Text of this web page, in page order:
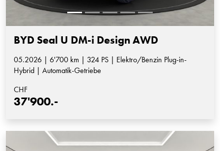
BYD Seal U DM-i Design AWD
05.2026 | 6'700 km | 324 PS | Elektro/Benzin Plug-in-
Hybrid | Automatik-Getriebe
CHF
37'900.-